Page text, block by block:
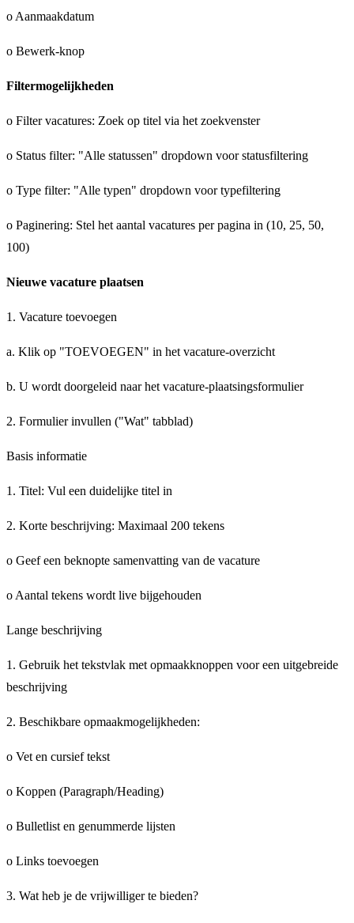
o Aanmaakdatum
o Bewerk-knop
Filtermogelijkheden
o Filter vacatures: Zoek op titel via het zoekvenster
o Status filter: "Alle statussen" dropdown voor statusfiltering
o Type filter: "Alle typen" dropdown voor typefiltering
o Paginering: Stel het aantal vacatures per pagina in (10, 25, 50,
100)
Nieuwe vacature plaatsen
1. Vacature toevoegen
a. Klik op "TOEVOEGEN" in het vacature-overzicht
b. U wordt doorgeleid naar het vacature-plaatsingsformulier
2. Formulier invullen ("Wat" tabblad)
Basis informatie
1. Titel: Vul een duidelijke titel in
2. Korte beschrijving: Maximaal 200 tekens
o Geef een beknopte samenvatting van de vacature
o Aantal tekens wordt live bijgehouden
Lange beschrijving
1. Gebruik het tekstvlak met opmaakknoppen voor een uitgebreide
beschrijving
2. Beschikbare opmaakmogelijkheden:
o Vet en cursief tekst
o Koppen (Paragraph/Heading)
o Bulletlist en genummerde lijsten
o Links toevoegen
3. Wat heb je de vrijwilliger te bieden?